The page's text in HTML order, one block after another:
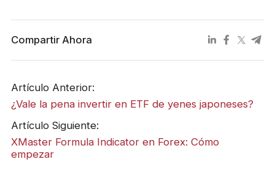
Compartir Ahora
Artículo Anterior:
¿Vale la pena invertir en ETF de yenes japoneses?
Artículo Siguiente:
XMaster Formula Indicator en Forex: Cómo
empezar